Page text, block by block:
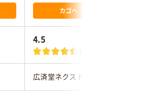
カゴへ
4.5
(7)
広済堂ネクスト